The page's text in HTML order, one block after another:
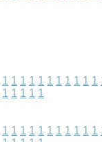
1 1 1 1 1 1 1 1 1 1 1
1 1 1 1 1
1 1 1 1 1 1 1 1 1 1 1